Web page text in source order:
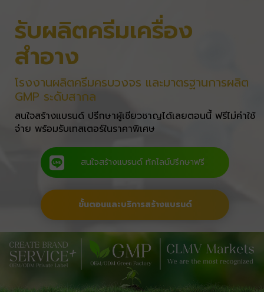
รับผลิตครีมเครื่อง
สำอาง
โรงงานผลิตครีมครบวงจร และมาตรฐานการผลิต
GMP ระดับสากล
สนใจสร้างแบรนด์ ปรีกษาผู้เชียวชาญได้เลยตอนนี้ ฟรีไม่ค่าใช้
จ่าย พร้อมรับเทสเตอร์ในราคาพิเศษ
สนใจสร้างแบรนด์ ทักไลน์ปรึกษาฟรี
ขั้นตอนและบริการสร้างแบรนด์